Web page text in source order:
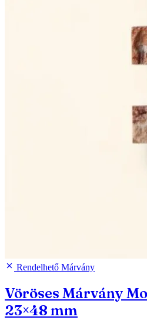
Rendelhető Márvány
Vöröses Márvány
23×48 mm